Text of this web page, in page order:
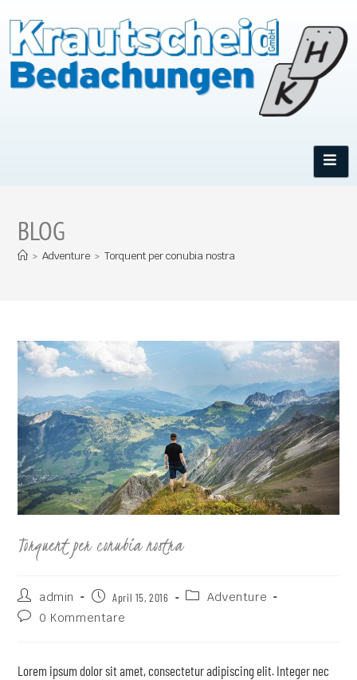
BLOG
> Adventure > Torquent per conubia nostra
Torquent per conubia nostra
admin April 15, 2016
Adventure
0 Kommentare
Lorem ipsum dolor sit amet, consectetur adipiscing elit. Integer nec